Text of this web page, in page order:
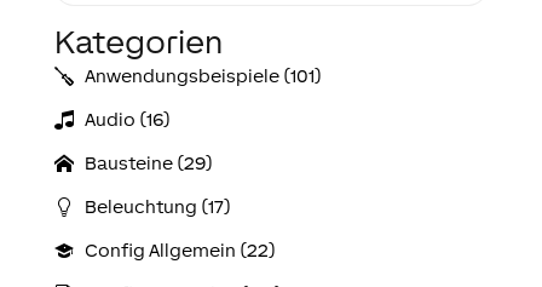
Kategorien
Anwendungs­­­beispiele (101)
Audio (16)
Bausteine (29)
Beleuchtung (17)
Config Allgemein (22)